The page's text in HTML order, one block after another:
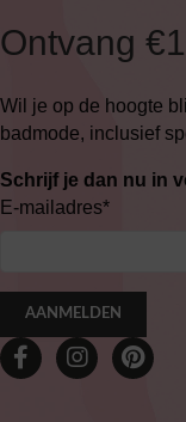
Ontvang
Wil je op de hoogte
badmode, inclusief
Schrijf je dan nu in
E-mailadres*
AANMELDEN